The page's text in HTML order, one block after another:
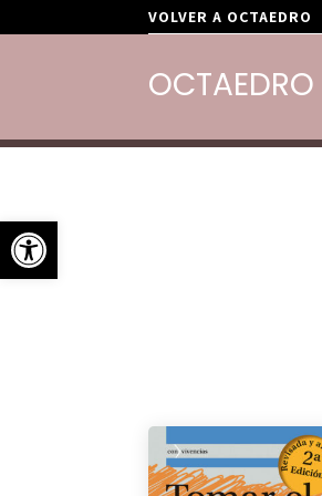
Abrir barra de herramientas
VOLVER A OCTAEDRO
OCTAEDRO